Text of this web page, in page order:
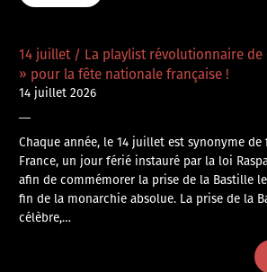
14 juillet / La playlist révolutionnaire de
» pour la fête nationale française !
14 juillet 2026
—
Chaque année, le 14 juillet est synonyme
France, un jour férié instauré par la loi
afin de commémorer la prise de la Bastille
fin de la monarchie absolue. La prise de la
célèbre,…